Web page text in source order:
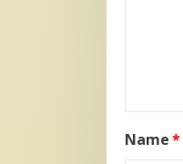
Name*